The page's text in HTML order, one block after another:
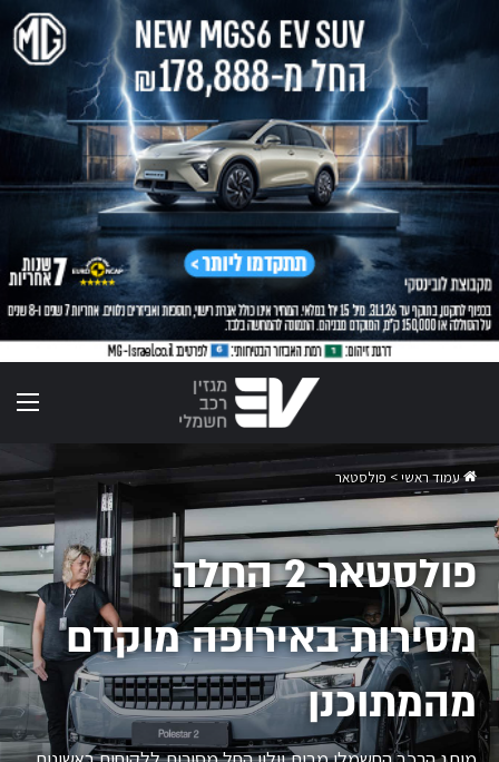
עמוד ראשי> פולסטאר
פולסטאר 2 החלה
מסירות באירופה מוקדם
מהמתוכנן